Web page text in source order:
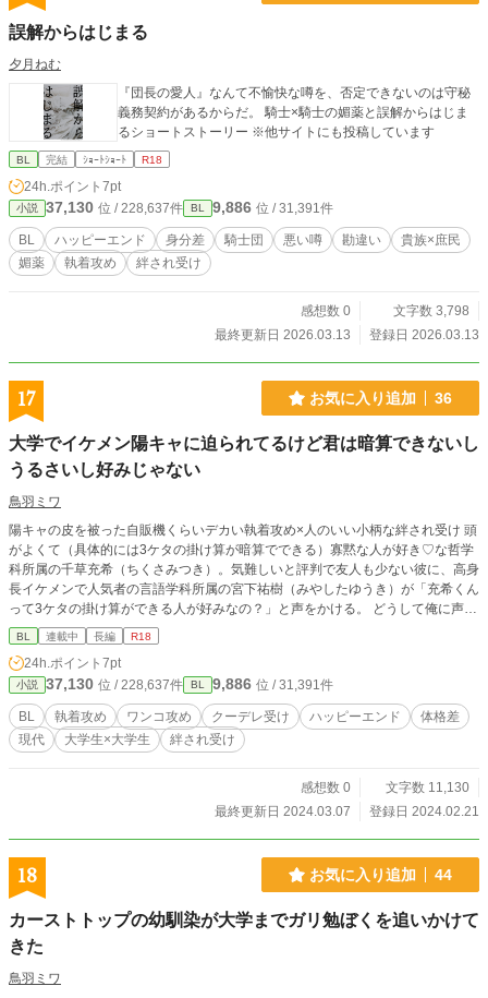
必要なものとして扱っています。 ご了承いただける方のみ、
BOX (R15) ∟家族編 全30話 ∟Side Story 全10話
●番外編(セルフパロ) ∟短編[幼なじみ／音楽家／異種族
／他] ∟同級生BOX 全8話 ∟もしものBOX 不定期更
新 ∟現代日本BOX 不定期更新 ∟初期構想BOX 全33
て] 全50話 ∟スピンオフです。※NL ∟オリジナル
家族編とリンク ●TACIT [オーサー&リディア編] 全50話
∟2026年1月1日より投稿開始。 ∟スピンオフです。恋
愛要素ナシ。 ∟オリジナル 本編とリンク
誤解からはじまる
夕月ねむ
『団長の愛人』なんて不愉快な噂を、否定できないのは守秘
義務契約があるからだ。 騎士×騎士の媚薬と誤解からはじま
るショートストーリー ※他サイトにも投稿しています
BL 完結 ｼｮｰﾄｼｮｰﾄ R18
24h.ポイント 7pt
小説 37,130 位 / 228,637件 BL 9,886 位 / 31,391件
BL ハッピーエンド 身分差 騎士団 悪い噂 勘違い
貴族×庶民
媚薬
執着攻め 絆され受け
感想数 0
文字数 3,798
最終更新日 2026.03.13
登録日 2026.03.13
17 お気に入り追加 36
大学でイケメン陽キャに迫られてるけど君は暗算できないし
うるさいし好みじゃない
鳥羽ミワ
陽キャの皮を被った自販機くらいデカい執着攻め×人のいい小柄な絆され受け 頭
がよくて（具体的には3ケタの掛け算が暗算でできる）寡黙な人が好き♡な哲学
科所属の千草充希（ちくさみつき）。気難しいと評判で友人も少ない彼に、高身
長イケメンで人気者の言語学科所属の宮下祐樹（みやしたゆうき）が「充希くん
って3ケタの掛け算ができる人が好みなの？」と声をかける。 どうして俺に声を
かけるんだ？箸が転ぶのを見ていたほうが面白いと思うよ。だけどグイグイアプ
ローチしてくる彼にだんだん絆されて……？ 理屈っぽい受けと理屈っぽい攻め
の3ミリくらいピントのズレた大学生日常ラブコメ。執着攻めもあるよ！ ※R-1
8は予定です。 ※カクヨム、小説家になろうにも同じ話を投稿しています 2024/
2/22追記：タグを見直しました。また、題名をマイナーチェンジしました（旧
題：大学で自販機男に迫られてるけどお前は暗算できないしうるさいし好みじゃ
ない）
BL 連載中 長編 R18
24h.ポイント 7pt
小説 37,130 位 / 228,637件 BL 9,886 位 / 31,391件
BL 執着攻め ワンコ攻め クーデレ受け ハッピーエンド
体格差
現代
大学生×大学生 絆され受け
感想数 0
文字数 11,130
最終更新日 2024.03.07
登録日 2024.02.21
18 お気に入り追加 44
カーストトップの幼馴染が大学までガリ勉ぼくを追いかけて
きた
鳥羽ミワ